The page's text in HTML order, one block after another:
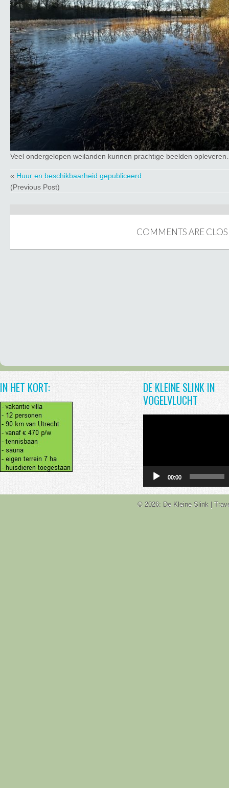
Veel ondergelopen weilanden kunnen prachtige beelden
« Huur en beschikbaarheid gepubliceerd
(Previous Post)
COMMENTS ARE
IN HET KORT:
DE KLEINE SLINK IN
VOGELVLUCHT
00:00
© 2026: De Kleine Slink |